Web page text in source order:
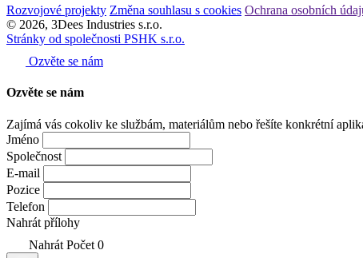
Rozvojové projekty Změna souhlasu s cookies Ochrana osobních
© 2026, 3Dees Industries s.r.o.
Stránky od společnosti PSHK s.r.o.
Ozvěte se nám
Ozvěte se nám
Zajímá vás cokoliv ke službám, materiálům nebo řešíte konkrétní
Jméno
Společnost
E-mail
Pozice
Telefon
Nahrát přílohy
Nahrát Počet 0